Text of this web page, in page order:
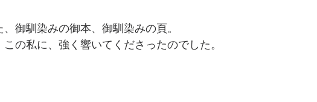
御馴染みの御本、御馴染みの頁。
の私に、強く響いてくださったのでした。